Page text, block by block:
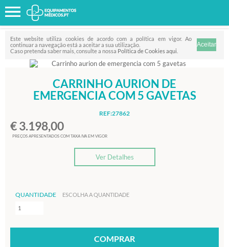
Este website utiliza cookies de acordo com a política em vigor. Ao
continuar a navegação está a aceitar a sua utilização.
Caso pretenda saber mais, consulte a nossa Política de Cookies aqui
CARRINHO AURION DE
EMERGENCIA COM 5 GAVETAS
REF:27862
€ 3.198,00
PREÇOS APRESENTADOS COM TAXA IVA EM VIGOR
Ver Detalhes
QUANTIDADE ESCOLHA A QUANTIDADE